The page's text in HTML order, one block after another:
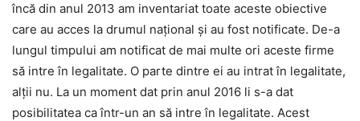
încă din anul 2013 am inventariat toate aceste obiective
care au acces la drumul naţional şi au fost notificate. De-a
lungul timpului am notificat de mai multe ori aceste firme
să intre în legalitate. O parte dintre ei au intrat în legalitate,
alţii nu. La un moment dat prin anul 2016 li s-a dat
posibilitatea ca într-un an să intre în legalitate. Acest